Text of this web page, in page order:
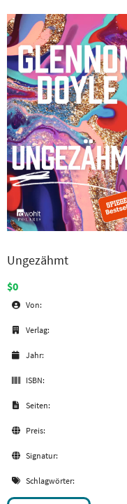
Ungezähmt
$0
Von:
Verlag:
Jahr:
ISBN:
Seiten:
Preis:
Signatur:
Schlagwörter: